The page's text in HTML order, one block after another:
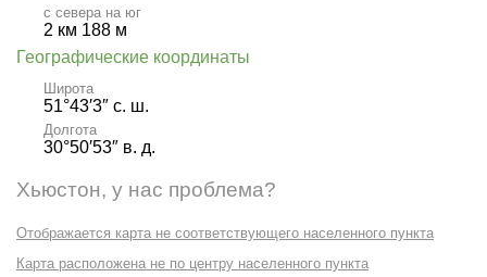
с севера на юг
2 км 188 м
Географические координаты
Широта
51°43′3″ с. ш.
Долгота
30°50′53″ в. д.
Хьюстон, у нас проблема?
Отображается карта не соответствующего населенного пункта
Карта расположена не по центру населенного пункта